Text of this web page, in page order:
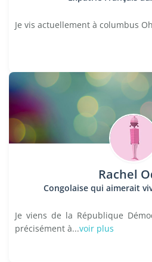
Je vis actuellement à columbus
Rachel
Congolaise qui aimerait
Je viens de la République
précisément à...voir plus